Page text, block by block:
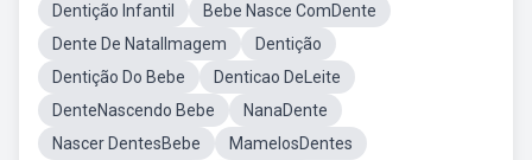
Dentição Infantil
Bebe Nasce ComDente
Dente De NatalImagem
Dentição
Dentição Do Bebe
Denticao DeLeite
DenteNascendo Bebe
NanaDente
Nascer DentesBebe
MamelosDentes